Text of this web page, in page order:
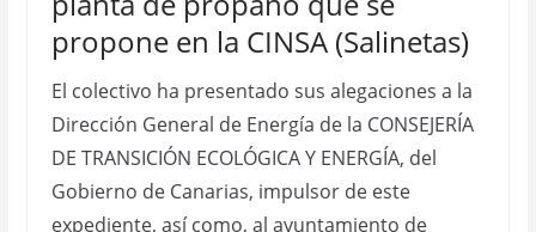
propone en la CINSA (Salinetas)
El colectivo ha presentado sus alegaciones a la
Dirección General de Energía de la CONSEJERÍA
DE TRANSICIÓN ECOLÓGICA Y ENERGÍA, del
Gobierno de Canarias, impulsor de este
expediente, así como, al ayuntamiento de